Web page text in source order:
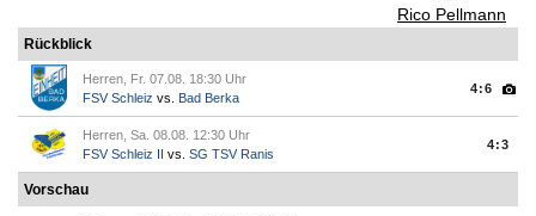
Rico Pellmann
Rückblick
Herren, Fr. 07.08. 18:30 Uhr
FSV Schleiz vs. Bad Berka
4:6
Herren, Sa. 08.08. 12:30 Uhr
FSV Schleiz II vs. SG TSV Ranis
4:3
Vorschau